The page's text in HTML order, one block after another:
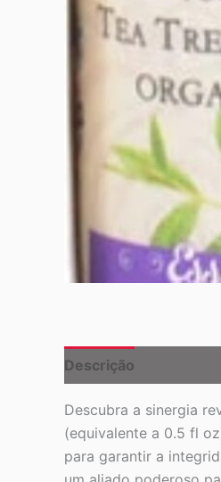
Descrição
Descubra a sinergia
(equivalente a 0.5 fl
para garantir a